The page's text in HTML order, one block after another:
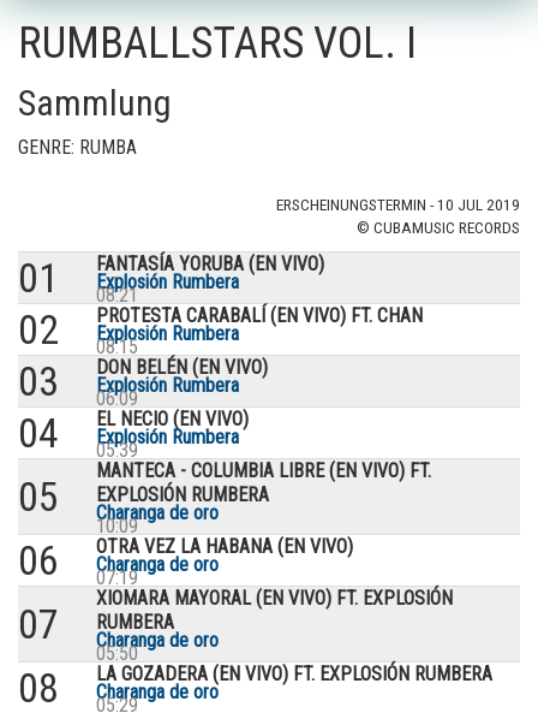
RUMBALLSTARS VOL. I
Sammlung
GENRE: RUMBA
ERSCHEINUNGSTERMIN - 10 JUL 2019
© CUBAMUSIC RECORDS
01 FANTASÍA YORUBA (EN VIVO)
Explosión Rumbera
08:21
02 PROTESTA CARABALÍ (EN VIVO) FT. CHAN
Explosión Rumbera
08:15
03 DON BELÉN (EN VIVO)
Explosión Rumbera
06:09
04 EL NECIO (EN VIVO)
Explosión Rumbera
05:39
05
MANTECA - COLUMBIA LIBRE (EN VIVO) FT.
EXPLOSIÓN RUMBERA
Charanga de oro
10:09
06 OTRA VEZ LA HABANA (EN VIVO)
Charanga de oro
07:19
07
XIOMARA MAYORAL (EN VIVO) FT. EXPLOSIÓN
RUMBERA
Charanga de oro
05:50
08 LA GOZADERA (EN VIVO) FT. EXPLOSIÓN RUMBERA
Charanga de oro
05:29